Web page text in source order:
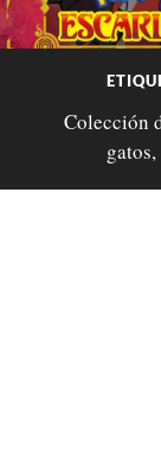
Colección